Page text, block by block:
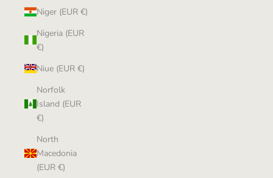
Niger (EUR €)
Nigeria (EUR
€)
Niue (EUR €)
Norfolk
Island (EUR
€)
North
Macedonia
(EUR €)